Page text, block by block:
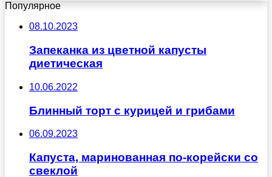
Популярное
08.10.2023
Запеканка из цветной капусты
диетическая
10.06.2022
Блинный торт с курицей и грибами
06.09.2023
Капуста, маринованная по-корейски со
свеклой